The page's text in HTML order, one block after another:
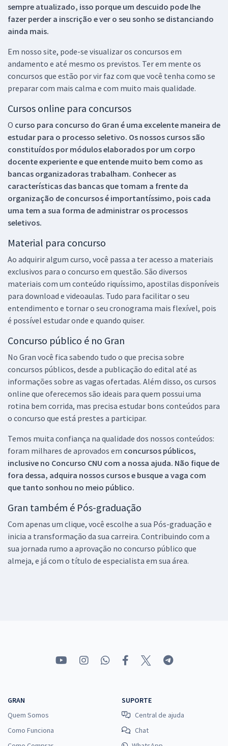
sempre atualizado, isso porque um descuido pode lhe
fazer perder a inscrição e ver o seu sonho se distanciando
ainda mais.
Em nosso site, pode-se visualizar os concursos em
andamento e até mesmo os previstos. Ter em mente os
concursos que estão por vir faz com que você tenha como se
preparar com mais calma e com muito mais qualidade.
Cursos online para concursos
O curso para concurso do Gran é uma excelente maneira de
estudar para o processo seletivo. Os nossos cursos são
constituídos por módulos elaborados por um corpo
docente experiente e que entende muito bem como as
bancas organizadoras trabalham. Conhecer as
características das bancas que tomam a frente da
organização de concursos é importantíssimo, pois cada
uma tem a sua forma de administrar os processos
seletivos.
Material para concurso
Ao adquirir algum curso, você passa a ter acesso a materiais
exclusivos para o concurso em questão. São diversos
materiais com um conteúdo riquíssimo, apostilas disponíveis
para download e videoaulas. Tudo para facilitar o seu
entendimento e tornar o seu cronograma mais flexível, pois
é possível estudar onde e quando quiser.
Concurso público é no Gran
No Gran você fica sabendo tudo o que precisa sobre
concursos públicos, desde a publicação do edital até as
informações sobre as vagas ofertadas. Além disso, os cursos
online que oferecemos são ideais para quem possui uma
rotina bem corrida, mas precisa estudar bons conteúdos para
o concurso que está prestes a participar.
Temos muita confiança na qualidade dos nossos conteúdos:
foram milhares de aprovados em concursos públicos,
inclusive no Concurso CNU com a nossa ajuda. Não fique de
fora dessa, adquira nossos cursos e busque a vaga com
que tanto sonhou no meio público.
Gran também é Pós-graduação
Com apenas um clique, você escolhe a sua Pós-graduação e
inicia a transformação da sua carreira. Contribuindo com a
sua jornada rumo a aprovação no concurso público que
almeja, e já com o título de especialista em sua área.
GRAN
Quem Somos
Como Funciona
SUPORTE
Central de ajuda
Chat